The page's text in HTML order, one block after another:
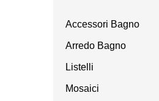
Accessori Bagno
Arredo Bagno
Listelli
Mosaici